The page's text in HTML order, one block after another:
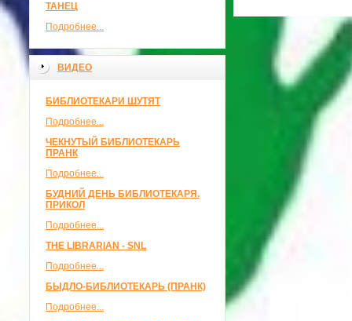
ТАНЕЦ
Подробнее...
ВИДЕО
БИБЛИОТЕКАРИ ШУТЯТ
Подробнее...
ЧЕКНУТЫЙ БИБЛИОТЕКАРЬ
ПРАНК
Подробнее...
БУДНИЙ ДЕНЬ БИБЛИОТЕКАРЯ.
ПРИКОЛ
Подробнее...
THE LIBRARIAN - SNL
Подробнее...
БЫДЛО-БИБЛИОТЕКАРЬ (ПРАНК)
Подробнее...